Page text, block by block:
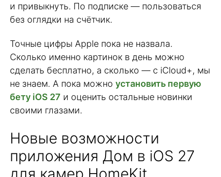
и привыкнуть. По подписке — пользоваться
без оглядки на счётчик.
Точные цифры Apple пока не назвала.
Сколько именно картинок в день можно
сделать бесплатно, а сколько — с iCloud+, мы
не знаем. А пока можно установить первую
бету iOS 27 и оценить остальные новинки
своими глазами.
Новые возможности
приложения Дом в iOS 27
для камер HomeKit